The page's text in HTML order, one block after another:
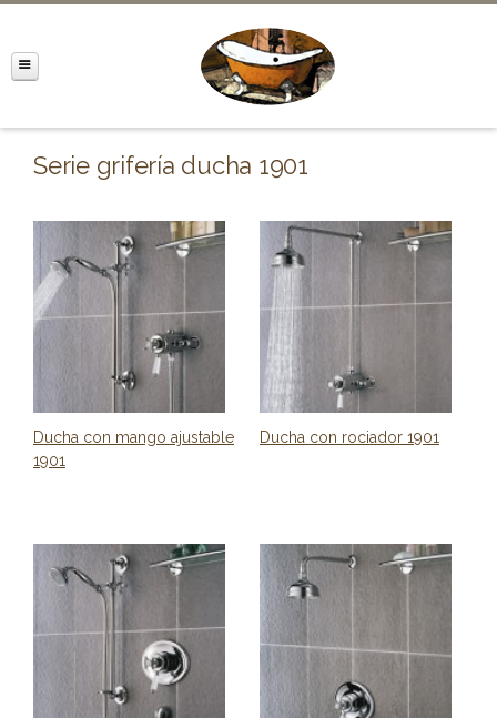
Serie grifería ducha 1901
Ducha con mango ajustable
1901
Ducha con rociador 1901